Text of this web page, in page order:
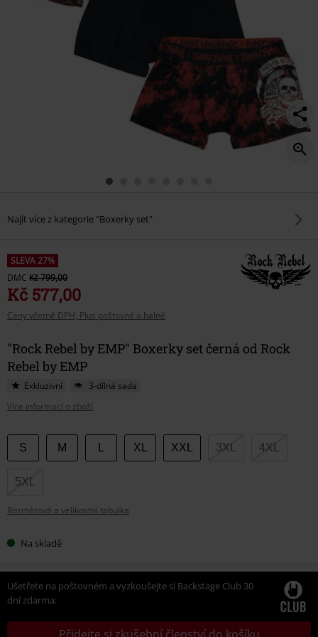
Najít více z kategorie "Boxerky set"
SLEVA 27%
DMC Kč 799,00
Kč 577,00
Ceny včetně DPH, Plus poštovné a balné
"Rock Rebel by EMP" Boxerky set černá od Rock
Rebel by EMP
Exkluzivní
3-dílná sada
Více informací o zboží
Vyberte
si
velikost
S M XL XXL 3XL 4XL
5XL
Rozměrová a velikostní tabulka
Na skladě
Ušetřete na poštovném a vyzkoušejte si Backstage Club 30
dní zdarma:
Přidejte si zkušební členství do košíku